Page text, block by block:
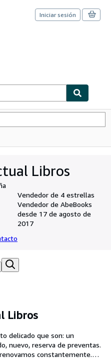
Iniciar sesión
Libros
Vendedor de 4 estrellas
Vendedor de AbeBooks
desde 17 de agosto de
2017
Libros
delicado que son: un
nuevo, reserva de preventas.
constantemente.